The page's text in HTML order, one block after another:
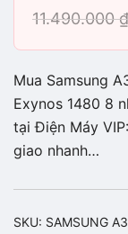
11.490.000₫
Mua Samsung
Exynos 1480 8
tại Điện Máy
giao nhanh…
SKU: SAMSUNG